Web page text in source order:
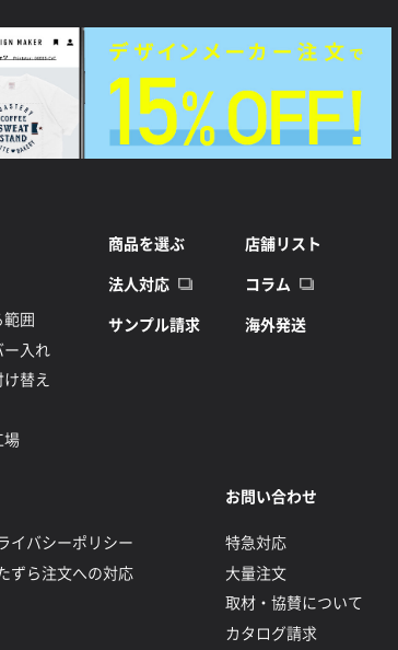
囲
入れ
替え
場
商品を選ぶ
法人対応
サンプル請求
店舗リスト
コラム
海外発送
イバシーポリシー
ずら注文への対応
お問い合わせ
特急対応
大量注文
取材・協賛について
カタログ請求